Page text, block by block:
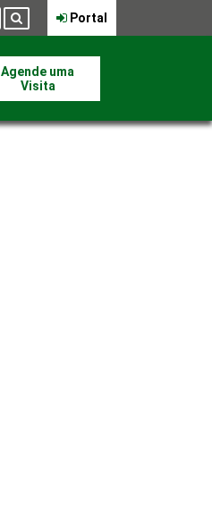
Portal
Agende uma
Visita